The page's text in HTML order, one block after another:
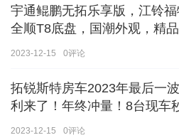
宇通鲲鹏无拓乐享版，江铃
全顺T8底盘，国潮外观，精
2023-12-15 0评论
拓锐斯特房车2023年最后一
利来了！年终冲量！8台现车
价！！手慢无！！！
2023-12-15 0评论